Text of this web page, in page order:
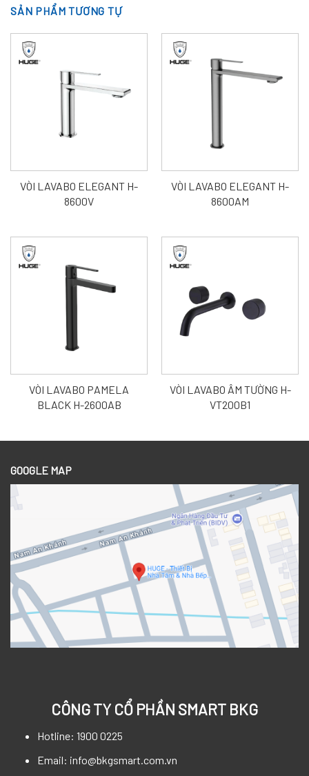
SẢN PHẨM TƯƠNG TỰ
VÒI LAVABO ELEGANT H-
8600V
VÒI LAVABO ELEGANT H-
8600AM
VÒI LAVABO PAMELA
BLACK H-2600AB
VÒI LAVABO ÂM TƯỜNG H-
VT200B1
CÔNG TY CỔ PHẦN SMART BKG
Hotline: 1900 0225
Email: info@bkgsmart.com.vn
GOOGLE MAP